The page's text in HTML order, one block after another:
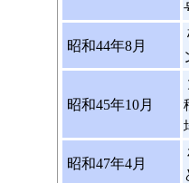
昭和44年8月
昭和45年10月
昭和47年4月